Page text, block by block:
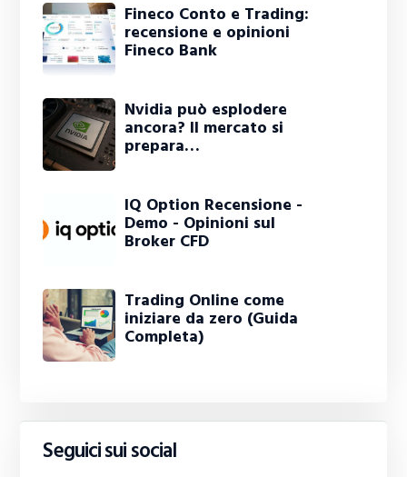
Fineco Conto e Trading:
recensione e opinioni
Fineco Bank
Nvidia può esplodere
ancora? Il mercato si
prepara…
IQ Option Recensione -
Demo - Opinioni sul
Broker CFD
Trading Online come
iniziare da zero (Guida
Completa)
Seguici sui social